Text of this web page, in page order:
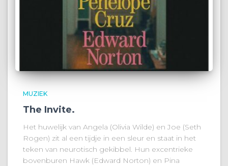
MUZIEK
The Invite.
Het huwelijk van Angela (Olivia Wilde) en Joe (Seth
Rogen) zit al een tijdje in een sleur en staat in het
teken van neurotisch gekibbel. Hun excentrieke
bovenburen Hawk (Edward Norton) en Pina